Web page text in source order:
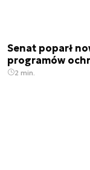
Senat poparł
programów
2 min.